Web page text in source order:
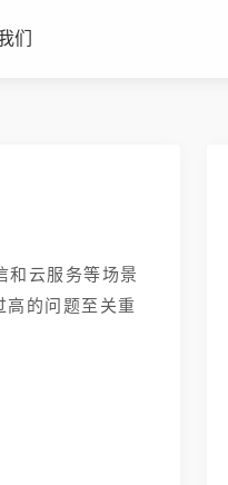
们
和云服务等场景
高的问题至关重